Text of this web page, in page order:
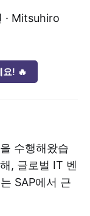
· Mitsuhiro
요! 🔥
수행해왔습
, 글로벌 IT 벤
SAP에서 근